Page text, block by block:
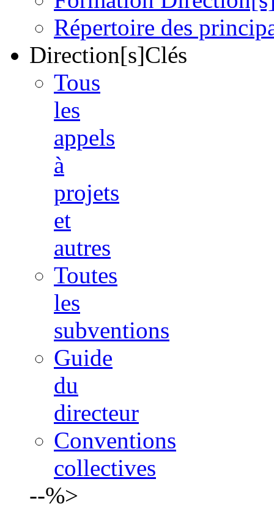
Répertoire des
Direction[s]Clés
Tous
les
appels
à
projets
et
autres
Toutes
les
subventions
Guide
du
directeur
Conventions
collectives
--%>